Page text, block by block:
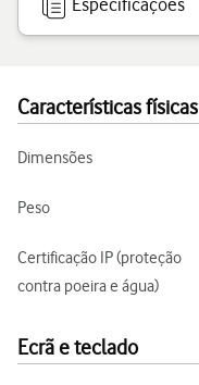
Especificações
Características físicas
Dimensões
Peso
Certificação IP (proteção
contra poeira e água)
Ecrã e teclado